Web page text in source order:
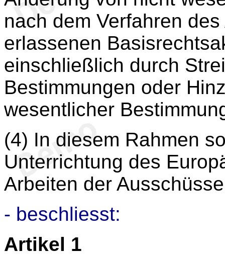
nach dem Verfahren
erlassenen
einschließlich durch
Bestimmungen oder
wesentlicher
(4) In diesem Rahmen
Unterrichtung des
Arbeiten der
- beschliesst:
Artikel 1